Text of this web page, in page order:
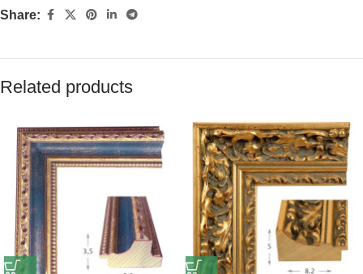
Share:
Related products